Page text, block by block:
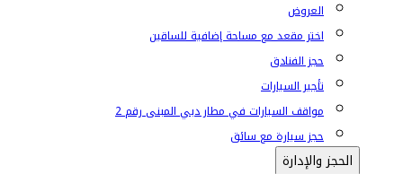
العروض
اختر مقعد مع مساحة إضافية للساقين
حجز الفنادق
تأجير السيارات
مواقف السيارات في مطار دبي المبنى رقم 2
حجز سيارة مع سائق
الحجز والإدارة